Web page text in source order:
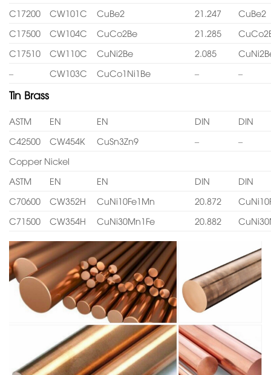
C17200
CW101C CuBe2 21.247
CuBe2
C17500
CW104C CuCo2Be 21.285
C17510
CW110C CuNi2Be 2.085
–
CW103C CuCo1Ni1Be – –
Tin Brass
ASTM EN EN DIN
DIN
C42500
CW454K CuSn3Zn9 –
–
Copper Nickel
ASTM
EN EN DIN
DIN
C70600
CW352H CuNi10Fe1Mn 20.872
C71500
CW354H CuNi30Mn1Fe 20.882